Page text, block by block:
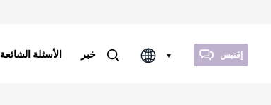
إقتبس الأسئلة الشائعة خبر